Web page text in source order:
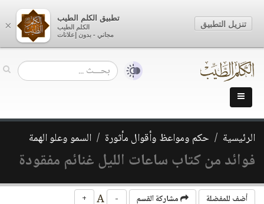
الرئيسية حكم ومواعظ وأقوال مأثورة السمو وعلو الهمة
فوائد من كتاب ساعات الليل غنائم مفقودة
أضف للمفضلة مشاركة القسم -
+
×
تطبيق الكلم الطيب
الكلم الطيب
مجاني - بدون إعلانات
تنزيل التطبيق